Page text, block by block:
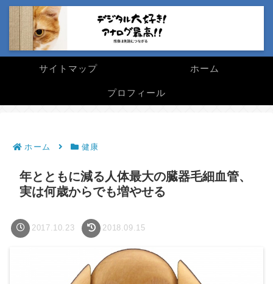
サイトマップ ホーム
プロフィール
ホーム 健康
年とともに減る人体最大の臓器毛細血管、
実は何歳からでも増やせる
2017.10.23 2018.09.15